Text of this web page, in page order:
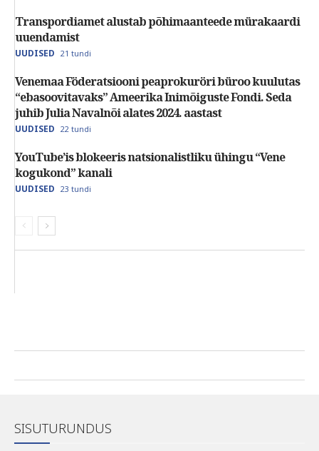
Transpordiamet alustab põhimaanteede mürakaardi
uuendamist
UUDISED 21 tundi
Venemaa Föderatsiooni peaprokuröri büroo kuulutas
“ebasoovitavaks” Ameerika Inimõiguste Fondi. Seda
juhib Julia Navalnõi alates 2024. aastast
UUDISED 22 tundi
YouTube’is blokeeris natsionalistliku ühingu “Vene
kogukond” kanali
UUDISED 23 tundi
SISUTURUNDUS